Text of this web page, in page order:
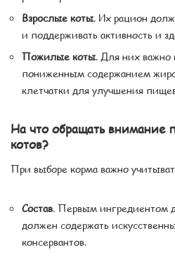
Взрослые коты. Их рацион
и поддерживать активность и
Пожилые коты. Для них важно
пониженным содержанием
клетчатки для улучшения
На что обращать внимание
котов?
При выборе корма важно
Состав. Первым ингредиентом
должен содержать
консервантов.